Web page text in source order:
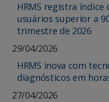
HRMS registra índice
usuários superior a
trimestre de 2026
29/04/2026
HRMS inova com
diagnósticos em
27/04/2026